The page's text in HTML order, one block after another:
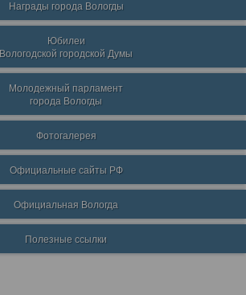
Награды города Вологды
Юбилеи
Вологодской городской Думы
Молодежный парламент
города Вологды
Фотогалерея
Официальные сайты РФ
Официальная Вологда
Полезные ссылки